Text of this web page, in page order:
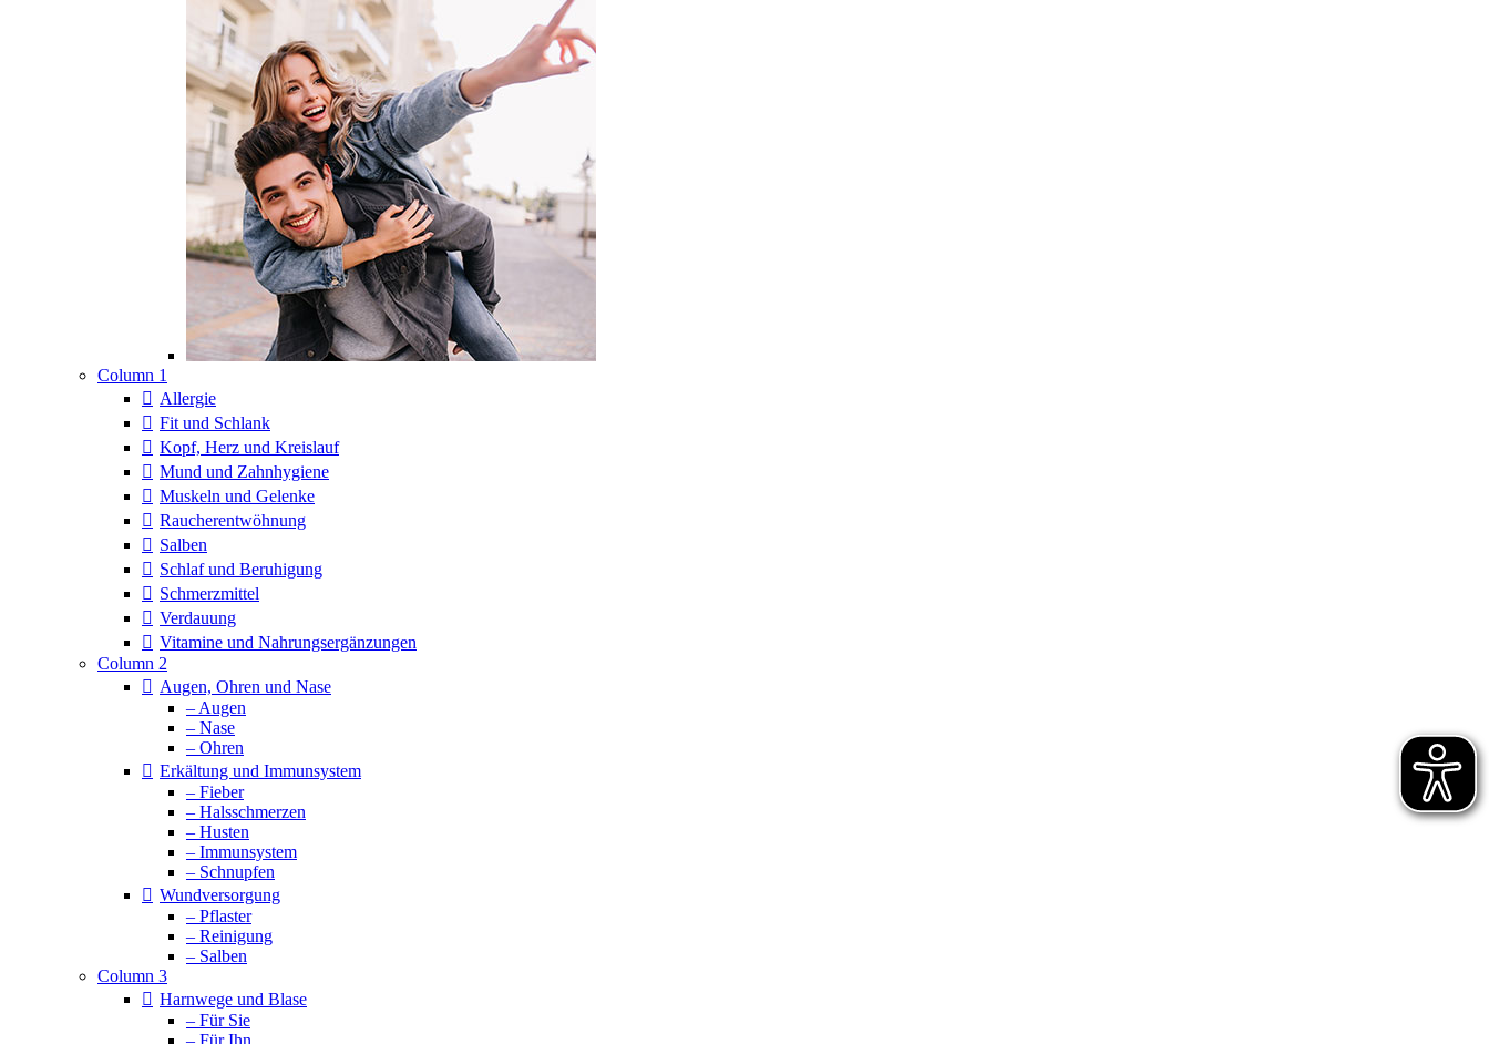
Column 1
Allergie
Fit und Schlank
Kopf, Herz und Kreislauf
Mund und Zahnhygiene
Muskeln und Gelenke
Raucherentwöhnung
Salben
Schlaf und Beruhigung
Schmerzmittel
Verdauung
Vitamine und Nahrungsergänzungen
Column 2
Augen, Ohren und Nase
– Augen
– Nase
– Ohren
Erkältung und Immunsystem
– Fieber
– Halsschmerzen
– Husten
– Immunsystem
– Schnupfen
Wundversorgung
– Pflaster
– Reinigung
– Salben
Column 3
Harnwege und Blase
– Für Sie
– Für Ihn